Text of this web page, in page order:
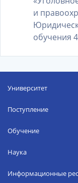
и
обучения
Университет
Поступление
Обучение
Наука
Информационные